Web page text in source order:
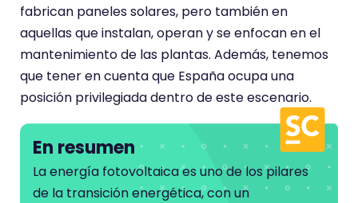
fabrican paneles solares, pero también en
aquellas que instalan, operan y se enfocan en el
mantenimiento de las plantas. Además, tenemos
que tener en cuenta que España ocupa una
posición privilegiada dentro de este escenario.
En resumen
La energía fotovoltaica es uno de los pilares
de la transición energética, con un